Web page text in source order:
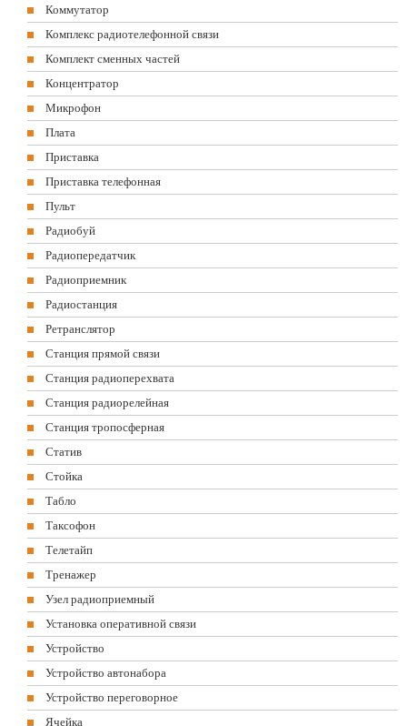
Коммутатор
Комплекс радиотелефонной связи
Комплект сменных частей
Концентратор
Микрофон
Плата
Приставка
Приставка телефонная
Пульт
Радиобуй
Радиопередатчик
Радиоприемник
Радиостанция
Ретранслятор
Станция прямой связи
Станция радиоперехвата
Станция радиорелейная
Станция тропосферная
Статив
Стойка
Табло
Таксофон
Телетайп
Тренажер
Узел радиоприемный
Установка оперативной связи
Устройство
Устройство автонабора
Устройство переговорное
Ячейка